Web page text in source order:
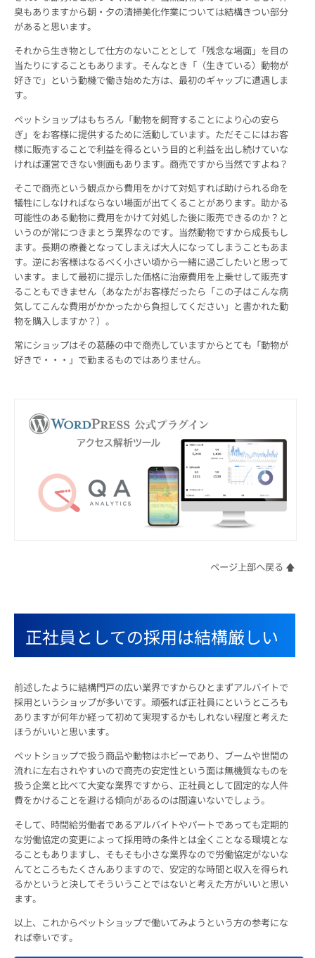
臭もありますから朝・夕の清掃美化作業については結構きつい部分
があると思います。
それから生き物として仕方のないこととして「残念な場面」を目の
当たりにすることもあります。そんなとき「（生きている）動物が
好きで」という動機で働き始めた方は、最初のギャップに遭遇しま
す。
ペットショップはもちろん「動物を飼育することにより心の安ら
ぎ」をお客様に提供するために活動しています。ただそこにはお客
様に販売することで利益を得るという目的と利益を出し続けていな
ければ運営できない側面もあります。商売ですから当然ですよね？
そこで商売という観点から費用をかけて対処すれば助けられる命を
犠牲にしなければならない場面が出てくることがあります。助かる
可能性のある動物に費用をかけて対処した後に販売できるのか？と
いうのが常につきまとう業界なのです。当然動物ですから成長もし
ます。長期の療養となってしまえば大人になってしまうこともあま
す。逆にお客様はなるべく小さい頃から一緒に過ごしたいと思って
います。まして最初に提示した価格に治療費用を上乗せして販売す
ることもできません（あなたがお客様だったら「この子はこんな病
気してこんな費用がかかったから負担してください」と書かれた動
物を購入しますか？）。
常にショップはその葛藤の中で商売していますからとても「動物が
好きで・・・」で勤まるものではありません。
ページ上部へ戻る 🡅
正社員としての採用は結構厳しい
前述したように結構門戸の広い業界ですからひとまずアルバイトで
採用というショップが多いです。頑張れば正社員にというところも
ありますが何年か経って初めて実現するかもしれない程度と考えた
ほうがいいと思います。
ペットショップで扱う商品や動物はホビーであり、ブームや世間の
流れに左右されやすいので商売の安定性という面は無機質なものを
扱う企業と比べて大変な業界ですから、正社員として固定的な人件
費をかけることを避ける傾向があるのは間違いないでしょう。
そして、時間給労働者であるアルバイトやパートであっても定期的
な労働協定の変更によって採用時の条件とは全くことなる環境とな
ることもありますし、そもそも小さな業界なので労働協定がないな
んてところもたくさんありますので、安定的な時間と収入を得られ
るかというと決してそういうことではないと考えた方がいいと思い
ます。
以上、これからペットショップで働いてみようという方の参考にな
れば幸いです。